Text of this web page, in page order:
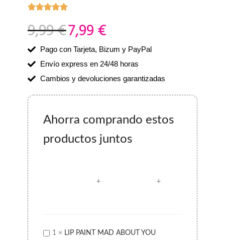
9,99€7,99€
Pago con Tarjeta, Bizum y PayPal
Envío express en 24/48 horas
Cambios y devoluciones garantizadas
Ahorra comprando estos
productos juntos
LIP 1 × LIP PAINT MAD ABOUT YOU